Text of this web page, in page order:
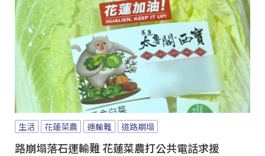
生活 花蓮菜農 運輸難 道路崩塌
路崩塌落石運輸難 花蓮菜農打公共電話求援